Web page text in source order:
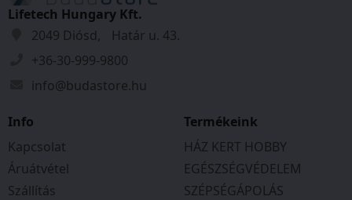
Lifetech Hungary Kft.
2049 Diósd, Határ u. 43.
+36-30-999-9800
info@budastore.hu
Info
Kapcsolat
Áruátvétel
Szállítás
Termékeink
HÁZ KERT HOBBY
EGÉSZSÉGVÉDELEM
SZÉPSÉGÁPOLÁS